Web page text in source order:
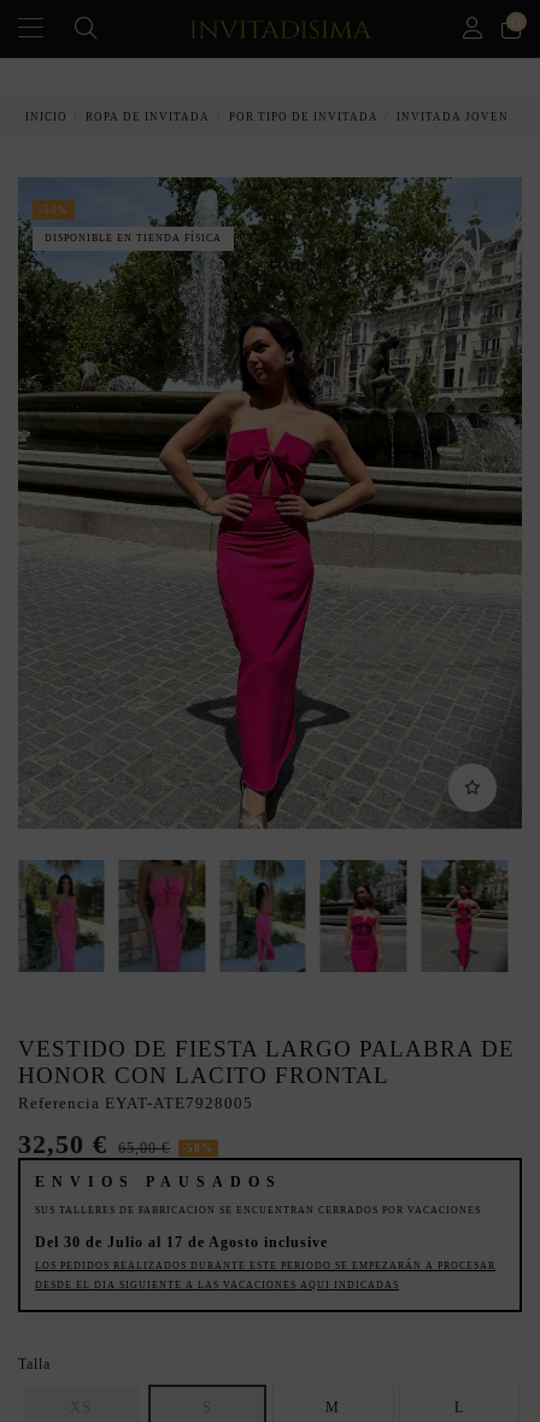
INICIO ROPA DE INVITADA POR TIPO DE INVITADA INVITADA JOVEN
-50%
DISPONIBLE EN TIENDA FÍSICA
VESTIDO DE FIESTA LARGO PALABRA DE
HONOR CON LACITO FRONTAL
Referencia EYAT-ATE7928005
32,50 € 65,00 € -50%
ENVIOS PAUSADOS
SUS TALLERES DE FABRICACION SE ENCUENTRAN CERRADOS POR VACACIONES
Del 30 de Julio al 17 de Agosto inclusive
LOS PEDIDOS REALIZADOS DURANTE ESTE PERIODO SE EMPEZARÁN A PROCESAR
DESDE EL DIA SIGUIENTE A LAS VACACIONES AQUI INDICADAS
Talla
M L